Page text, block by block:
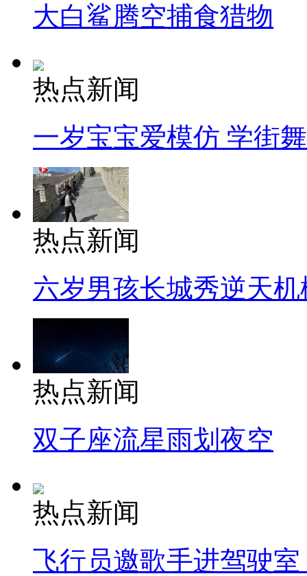
大白鲨腾空捕食猎物
热点新闻
一岁宝宝爱模仿 学街
热点新闻
六岁男孩长城秀逆天机
热点新闻
双子座流星雨划夜空
热点新闻
飞行员邀歌手进驾驶